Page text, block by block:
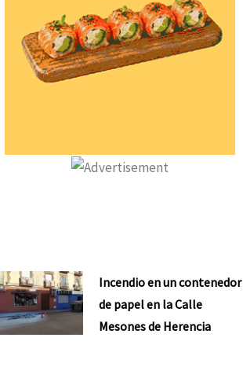
Incendio en un contenedor
de papel en la Calle
Mesones de Herencia